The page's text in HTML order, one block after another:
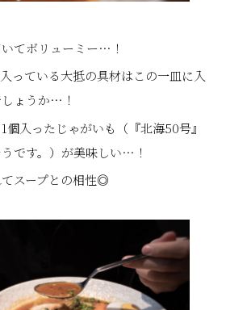
てボリューミー…！
っている大抵の具材はこの一皿に入
ょうか…！
入ったじゃがいも（『北海50号』
です。）が美味しい…！
スープとの相性◎